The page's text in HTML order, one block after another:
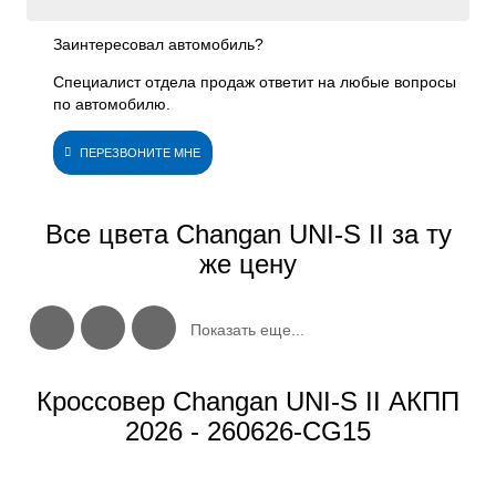
Заинтересовал автомобиль?
Специалист отдела продаж ответит на любые вопросы
по автомобилю.
ПЕРЕЗВОНИТЕ МНЕ
Все цвета Changan UNI-S II за ту
же цену
Показать еще...
Кроссовер Changan UNI-S II АКПП
2026 - 260626-CG15